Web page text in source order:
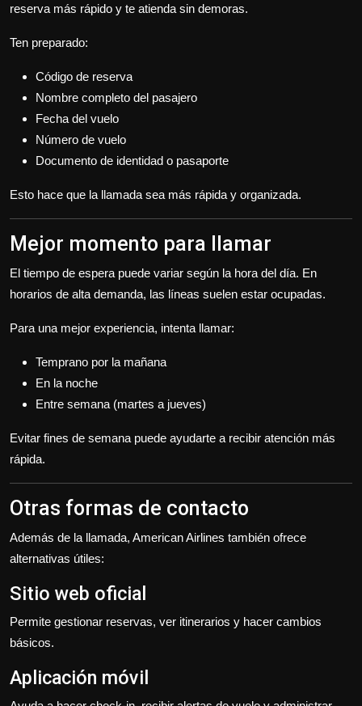
reserva más rápido y te atienda sin demoras.
Ten preparado:
Código de reserva
Nombre completo del pasajero
Fecha del vuelo
Número de vuelo
Documento de identidad o pasaporte
Esto hace que la llamada sea más rápida y organizada.
Mejor momento para llamar
El tiempo de espera puede variar según la hora del día. En
horarios de alta demanda, las líneas suelen estar ocupadas.
Para una mejor experiencia, intenta llamar:
Temprano por la mañana
En la noche
Entre semana (martes a jueves)
Evitar fines de semana puede ayudarte a recibir atención más
rápida.
Otras formas de contacto
Además de la llamada, American Airlines también ofrece
alternativas útiles:
Sitio web oficial
Permite gestionar reservas, ver itinerarios y hacer cambios
básicos.
Aplicación móvil